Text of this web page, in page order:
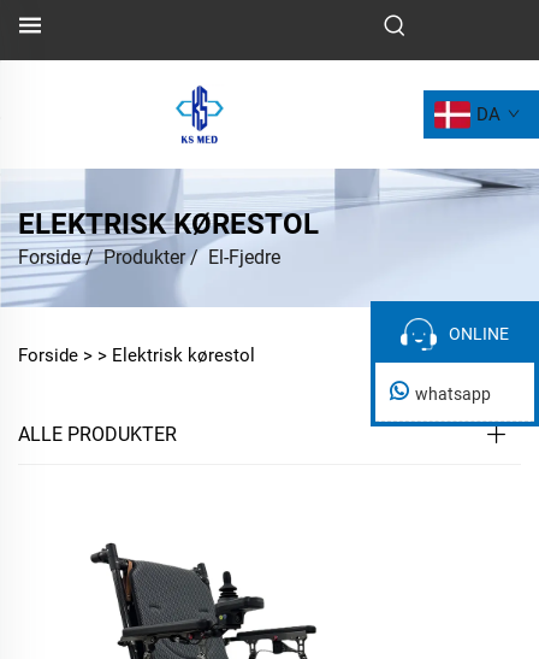
DA
ELEKTRISK KØRESTOL
Forside/Produkter/ El-Fjedre
Forside > > Elektrisk kørestol
ALLE PRODUKTER
ONLINE
ONLINE
whatsapp